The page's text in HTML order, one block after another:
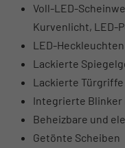
Voll-LED-
Kurvenlicht, LED-
LED-Heckleuchten
Lackierte
Lackierte Türgriffe
Integrierte Blinker
Beheizbare und
Getönte Scheiben